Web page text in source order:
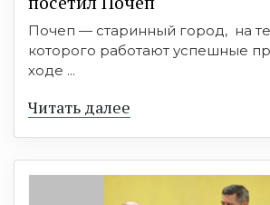
Почеп — старинный город, на
которого работают успешные
ходе ...
Читать далее